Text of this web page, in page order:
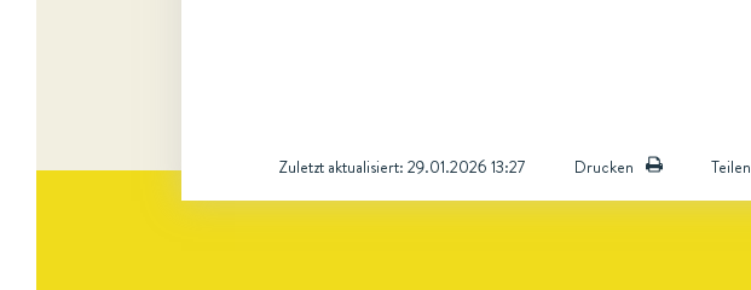
Zuletzt aktualisiert: 29.01.2026 13:27 Drucken Teilen